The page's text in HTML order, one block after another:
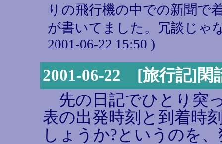
りの飛行機の中での新聞で
が書いてました。冗談じゃ
2001-06-22 15:50 )
2001-06-22 [旅行記]閑
先の日記でひとり突
表の出発時刻と到着時
しょうか?というのを